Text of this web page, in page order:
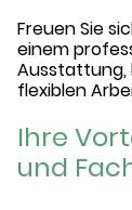
Freuen Sie
einem
Ausstattung,
flexiblen
Ihre
und